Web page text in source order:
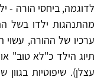
לדוגמה, ביחסי הורה -
מהתנהגות ילדו בשל
ערכיו של ההורה,
תיוג הילד כ"לא טוב"
עצלן). שיפוטיות